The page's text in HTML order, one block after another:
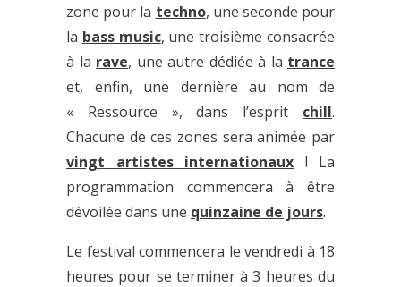
zone pour la techno, une seconde pour
la bass music, une troisième consacrée
à la rave, une autre dédiée à la trance
et, enfin, une dernière au nom de
« Ressource », dans l’esprit chill.
Chacune de ces zones sera animée par
vingt artistes internationaux ! La
programmation commencera à être
dévoilée dans une quinzaine de jours.
Le festival commencera le vendredi à 18
heures pour se terminer à 3 heures du